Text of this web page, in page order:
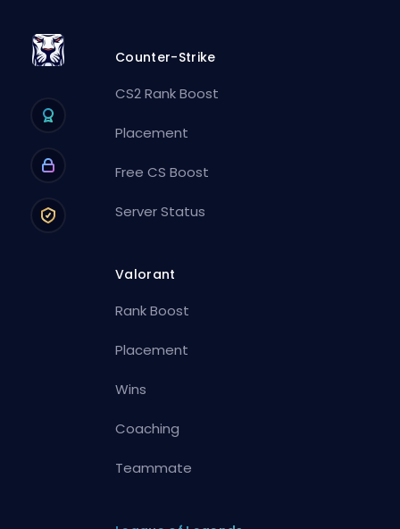
Counter-Strike
CS2 Rank Boost
Placement
Free CS Boost
Server Status
Valorant
Rank Boost
Placement
Wins
Coaching
Teammate